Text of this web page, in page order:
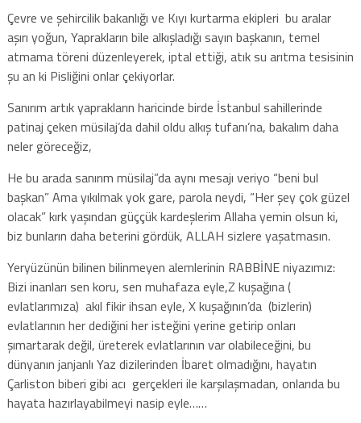
Çevre ve şehircilik bakanlığı ve Kıyı kurtarma ekipleri bu aralar
aşırı yoğun, Yaprakların bile alkışladığı sayın başkanın, temel
atmama töreni düzenleyerek, iptal ettiği, atık su arıtma tesisinin
şu an ki Pisliğini onlar çekiyorlar.
Sanırım artık yaprakların haricinde birde İstanbul sahillerinde
patinaj çeken müsilaj’da dahil oldu alkış tufanı’na, bakalım daha
neler göreceğiz,
He bu arada sanırım müsilaj”da aynı mesajı veriyo “beni bul
başkan” Ama yıkılmak yok gare, parola neydi, “Her şey çok güzel
olacak” kırk yaşından güççük kardeşlerim Allaha yemin olsun ki,
biz bunların daha beterini gördük, ALLAH sizlere yaşatmasın.
Yeryüzünün bilinen bilinmeyen alemlerinin RABBİNE niyazımız:
Bizi inanları sen koru, sen muhafaza eyle,Z kuşağına (
evlatlarımıza) akıl fikir ihsan eyle, X kuşağının’da (bizlerin)
evlatlarının her dediğini her isteğini yerine getirip onları
şımartarak değil, üreterek evlatlarının var olabileceğini, bu
dünyanın janjanlı Yaz dizilerinden İbaret olmadığını, hayatın
Çarliston biberi gibi acı gerçekleri ile karşılaşmadan, onlarıda bu
hayata hazırlayabilmeyi nasip eyle……